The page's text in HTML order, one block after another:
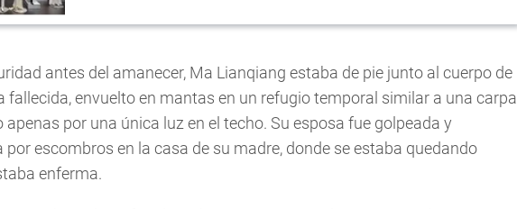
antes del amanecer, Ma Lianqiang estaba de pie junto al cuerpo de
fallecida, envuelto en mantas en un refugio temporal similar a una carpa
apenas por una única luz en el techo. Su esposa fue golpeada y
por escombros en la casa de su madre, donde se estaba quedando
enferma.